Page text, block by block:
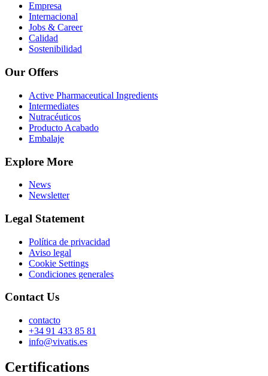
Empresa
Internacional
Jobs & Career
Calidad
Sostenibilidad
Our Offers
Active Pharmaceutical Ingredients
Intermediates
Nutracéuticos
Producto Acabado
Embalaje
Explore More
News
Newsletter
Legal Statement
Política de privacidad
Aviso legal
Cookie Settings
Condiciones generales
Contact Us
contacto
+34 91 433 85 81
info@vivatis.es
Certifications